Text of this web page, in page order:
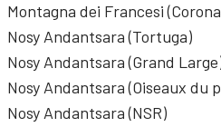
Montagna dei Francesi
Nosy Andantsara (Tortuga)
Nosy Andantsara (Grand
Nosy Andantsara (Oiseaux du
Nosy Andantsara (NSR)